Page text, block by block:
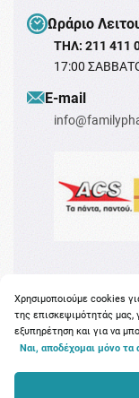
Ωράριο
ΤΗΛ: 211 411
17:00
Ε-mail
Χρησιμοποιούμε cookies
της επισκεψιμότητάς μας,
εξυπηρέτηση και για να
Ναι, αποδέχομαι μόνο τα